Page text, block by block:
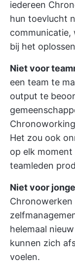
iedereen
hun toevlucht
bij het
Niet voor
een team te
output te
Het zou ook
op elk
teamleden
Niet voor
Chronowerken
helemaal
kunnen zich
voelen.